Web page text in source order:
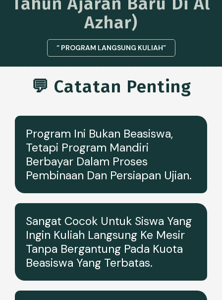
Azhar)
“ PROGRAM LANGSUNG KULIAH”
💬 Catatan Penting
Program Ini Bukan Beasiswa,
Tetapi Program Mandiri
Berbayar Dalam Proses
Pembinaan Dan Persiapan Ujian.
Sangat Cocok Untuk Siswa Yang
Ingin Kuliah Langsung Ke Mesir
Tanpa Bergantung Pada Kuota
Beasiswa Yang Terbatas.